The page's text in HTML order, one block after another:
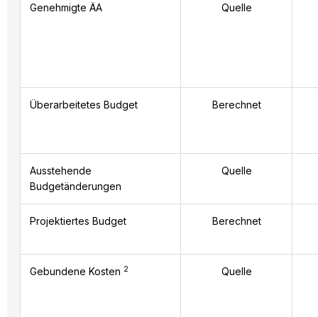
Genehmigte ÄA Quelle
Überarbeitetes Budget Berechnet
Ausstehende
Budgetänderungen
Quelle
Projektiertes Budget Berechnet
Gebundene Kosten 2 Quelle